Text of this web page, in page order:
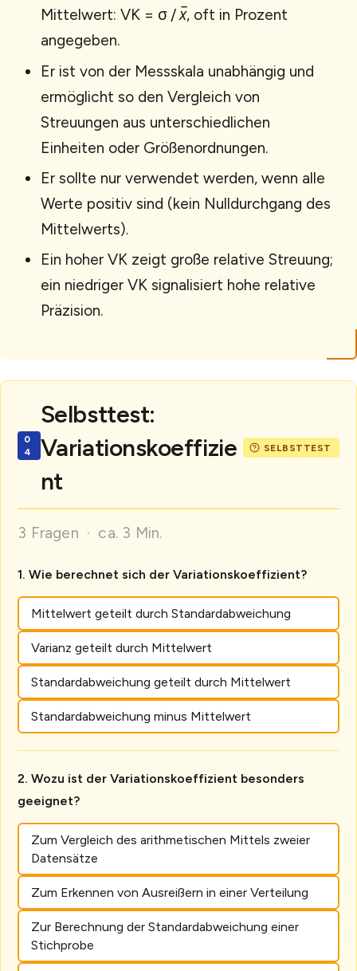
Mittelwert: VK = σ /x̅, oft in Prozent
angegeben.
Er ist von der Messskala unabhängig und
ermöglicht so den Vergleich von
Streuungen aus unterschiedlichen
Einheiten oder Größenordnungen.
Er sollte nur verwendet werden, wenn alle
Werte positiv sind (kein Nulldurchgang des
Mittelwerts).
Ein hoher VK zeigt große relative Streuung;
ein niedriger VK signalisiert hohe relative
Präzision.
Selbsttest:
Variationskoeffizie
nt
3 Fragen · ca. 3 Min.
Wie berechnet sich der Variationskoeffizient?
Mittelwert geteilt durch Standardabweichung
Varianz geteilt durch Mittelwert
Standardabweichung geteilt durch Mittelwert
Standardabweichung minus Mittelwert
Wozu ist der Variationskoeffizient besonders
geeignet?
Zum Vergleich des arithmetischen Mittels zweier
Datensätze
Zum Erkennen von Ausreißern in einer Verteilung
Zur Berechnung der Standardabweichung einer
Stichprobe